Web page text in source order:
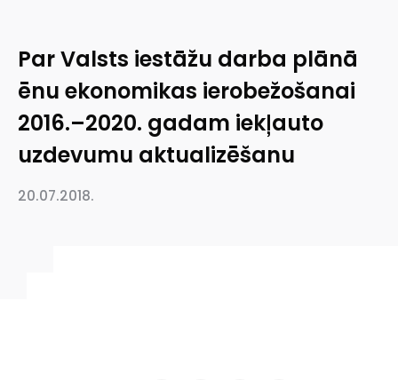
Par Valsts iestāžu darba plānā
ēnu ekonomikas ierobežošanai
2016.–2020. gadam iekļauto
uzdevumu aktualizēšanu
20.07.2018.